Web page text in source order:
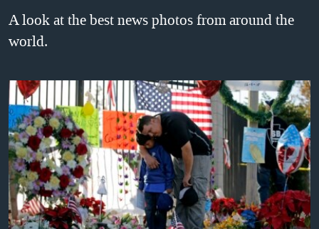
điều
hướng
Đi
tới
"Tìm"
DIỄN ĐÀN
MỤC
VẠCH TRẦN TIN GIẢ
NGƯỜI VIỆT HẢI NGOẠI
ĐỜI SỐNG
KINH TẾ
KHOA HỌC
SỨC KHOẺ
CHIẾN TRANH THƯƠNG MẠI CỦA MỸ: QUÁ KHỨ VÀ HIỆN
TẠI
HÀNH TRÌNH BẦU CỬ 2024
MỘT NĂM CHIẾN TRANH TẠI DẢI GAZA
GIẢI MÃ VÀNH ĐAI & CON ĐƯỜNG
NGÀY TỊ NẠN THẾ GIỚI
HỌC TIẾNG ANH
VIDEO
NGHE
MẠNG XÃ HỘI
A look at the best news photos from around the
world.